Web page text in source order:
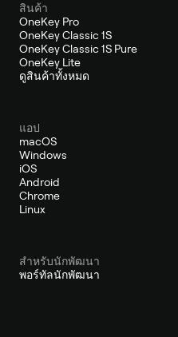
สินค้า
OneKey Pro
OneKey Classic 1S
OneKey Classic 1S Pure
OneKey Lite
ดูสินค้าทั้งหมด
แอป
macOS
Windows
iOS
Android
Chrome
Linux
สำหรับนักพัฒนา
พอร์ทัลนักพัฒนา